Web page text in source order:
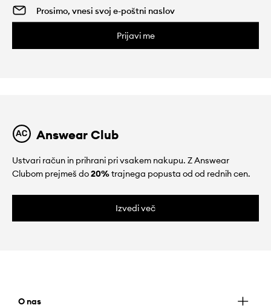
Prijavi me
Answear Club
Ustvari račun in prihrani pri vsakem nakupu. Z Answear
Clubom prejmeš do20%trajnega popusta od od rednih cen.
Izvedi več
O nas